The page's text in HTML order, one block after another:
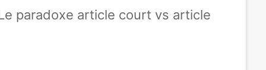
paradoxe article court vs article